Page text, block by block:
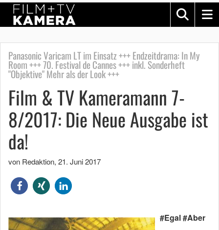
Panasonic Varicam LT im Einsatz +++ Endzeitdrama: In My
Room +++ 70. Festival de Cannes +++ inkl. Sonderheft
"Objektive" Mehr als der Look +++
Film & TV Kameramann 7-
8/2017: Die Neue Ausgabe ist
da!
von Redaktion, 21. Juni 2017
#Egal #Aber